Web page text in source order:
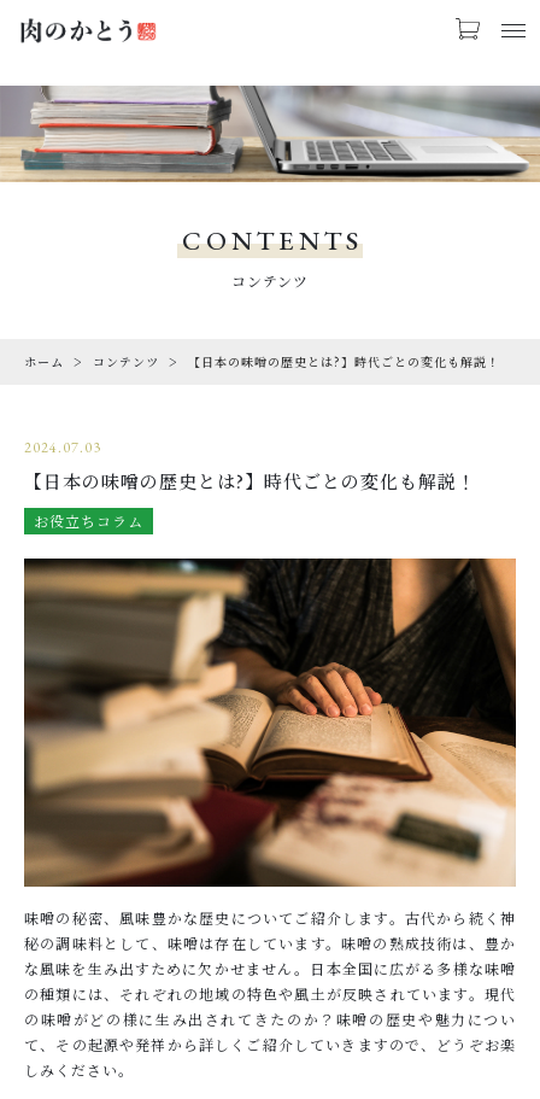
お気に入り LOGIN
PRODUCTS
CHECKED PRODUCTS
注文履歴
キャンペーン
ABOUT US
HOW TO EAT
『みそ漬』のおいしい食べ方
SHOP
SHOPPING GUIDE
ショッピングガイド
NEWS
お知らせ
CONTENTS
コンテンツ
PRIVACY
プライバシーポリシー
CONTENTS
コンテンツ
ホーム コンテンツ 【日本の味噌の歴史とは?】時代ごとの変化も解説！
2024.07.03
【日本の味噌の歴史とは?】時代ごとの変化も解説！
お役立ちコラム
味噌の秘密、風味豊かな歴史についてご紹介します。古代から続く神
秘の調味料として、味噌は存在しています。味噌の熟成技術は、豊か
な風味を生み出すために欠かせません。日本全国に広がる多様な味噌
の種類には、それぞれの地域の特色や風土が反映されています。現代
の味噌がどの様に生み出されてきたのか？味噌の歴史や魅力につい
て、その起源や発祥から詳しくご紹介していきますので、どうぞお楽
しみください。